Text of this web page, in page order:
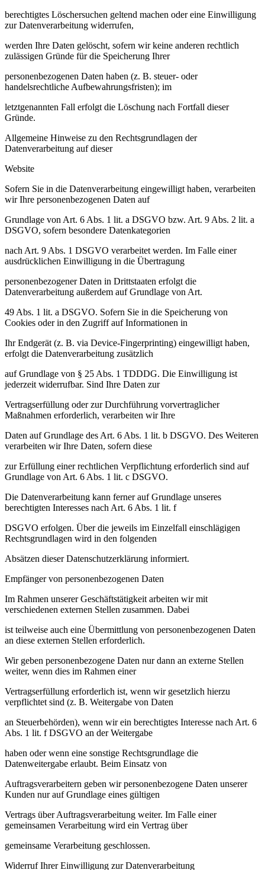
berechtigtes Löschersuchen geltend machen oder eine Einwilligung
zur Datenverarbeitung widerrufen,
werden Ihre Daten gelöscht, sofern wir keine anderen rechtlich
zulässigen Gründe für die Speicherung Ihrer
personenbezogenen Daten haben (z. B. steuer- oder
handelsrechtliche Aufbewahrungsfristen); im
letztgenannten Fall erfolgt die Löschung nach Fortfall dieser
Gründe.
Allgemeine Hinweise zu den Rechtsgrundlagen der
Datenverarbeitung auf dieser
Website
Sofern Sie in die Datenverarbeitung eingewilligt haben, verarbeiten
wir Ihre personenbezogenen Daten auf
Grundlage von Art. 6 Abs. 1 lit. a DSGVO bzw. Art. 9 Abs. 2 lit. a
DSGVO, sofern besondere Datenkategorien
nach Art. 9 Abs. 1 DSGVO verarbeitet werden. Im Falle einer
ausdrücklichen Einwilligung in die Übertragung
personenbezogener Daten in Drittstaaten erfolgt die
Datenverarbeitung außerdem auf Grundlage von Art.
49 Abs. 1 lit. a DSGVO. Sofern Sie in die Speicherung von
Cookies oder in den Zugriff auf Informationen in
Ihr Endgerät (z. B. via Device-Fingerprinting) eingewilligt haben,
erfolgt die Datenverarbeitung zusätzlich
auf Grundlage von § 25 Abs. 1 TDDDG. Die Einwilligung ist
jederzeit widerrufbar. Sind Ihre Daten zur
Vertragserfüllung oder zur Durchführung vorvertraglicher
Maßnahmen erforderlich, verarbeiten wir Ihre
Daten auf Grundlage des Art. 6 Abs. 1 lit. b DSGVO. Des Weiteren
verarbeiten wir Ihre Daten, sofern diese
zur Erfüllung einer rechtlichen Verpflichtung erforderlich sind auf
Grundlage von Art. 6 Abs. 1 lit. c DSGVO.
Die Datenverarbeitung kann ferner auf Grundlage unseres
berechtigten Interesses nach Art. 6 Abs. 1 lit. f
DSGVO erfolgen. Über die jeweils im Einzelfall einschlägigen
Rechtsgrundlagen wird in den folgenden
Absätzen dieser Datenschutzerklärung informiert.
Empfänger von personenbezogenen Daten
Im Rahmen unserer Geschäftstätigkeit arbeiten wir mit
verschiedenen externen Stellen zusammen. Dabei
ist teilweise auch eine Übermittlung von personenbezogenen Daten
an diese externen Stellen erforderlich.
Wir geben personenbezogene Daten nur dann an externe Stellen
weiter, wenn dies im Rahmen einer
Vertragserfüllung erforderlich ist, wenn wir gesetzlich hierzu
verpflichtet sind (z. B. Weitergabe von Daten
an Steuerbehörden), wenn wir ein berechtigtes Interesse nach Art. 6
Abs. 1 lit. f DSGVO an der Weitergabe
haben oder wenn eine sonstige Rechtsgrundlage die
Datenweitergabe erlaubt. Beim Einsatz von
Auftragsverarbeitern geben wir personenbezogene Daten unserer
Kunden nur auf Grundlage eines gültigen
Vertrags über Auftragsverarbeitung weiter. Im Falle einer
gemeinsamen Verarbeitung wird ein Vertrag über
gemeinsame Verarbeitung geschlossen.
Widerruf Ihrer Einwilligung zur Datenverarbeitung